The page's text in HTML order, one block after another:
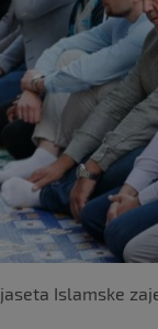
Islamske